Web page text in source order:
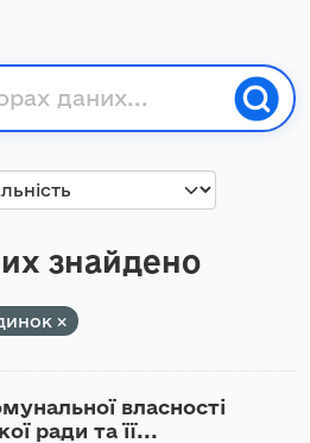
знайдено
власності
ради та її...